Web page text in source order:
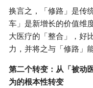
换言之，「修路」是传
车」是新增长的价值维
大医疗的「整合」，好
力，并将之与「修路」
第二个转变：从「被
为的根本性转变